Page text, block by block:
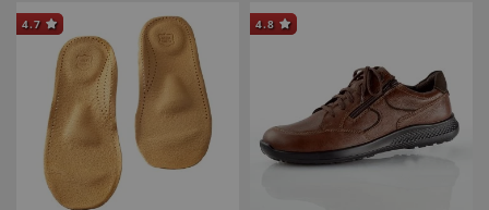
4.7 4.8